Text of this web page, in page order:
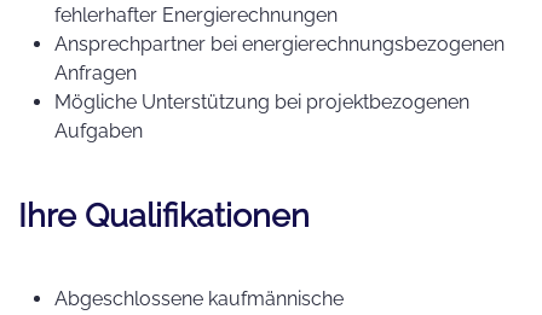
fehlerhafter Energierechnungen
Ansprechpartner bei energierechnungsbezogenen
Anfragen
Mögliche Unterstützung bei projektbezogenen
Aufgaben
Ihre Qualifikationen
Abgeschlossene kaufmännische